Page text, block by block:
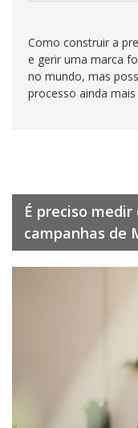
Como construir a
e gerir uma marca
no mundo, mas
processo ainda
É preciso
campanhas de